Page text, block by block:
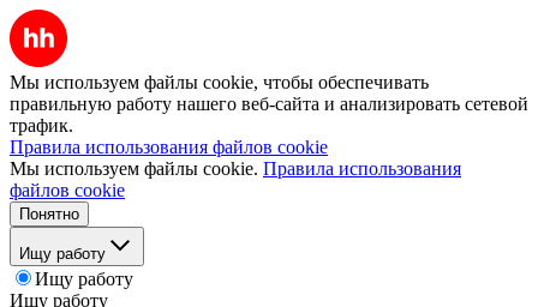
Мы используем файлы cookie, чтобы обеспечивать
правильную работу нашего веб-сайта и анализировать сетевой
трафик.
Правила использования файлов cookie
Мы используем файлы cookie. Правила использования
файлов cookie
Понятно
Ищу работу
Ищу работу
Ищу работу